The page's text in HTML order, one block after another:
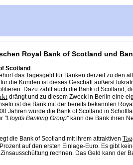
Royal Bank of Scotland und
Scotland
das Tagesgeld für Banken derzeit zu den
die Kunden ist dieses Geschäft äußerst
Dazu zählt auch die Bank of Scotland,
drängt und zu diesem Zweck in Berlin eine
ist die Bank mit der bereits bekannten
Jahren wurde die Bank of Scotland in
"Lloyds Banking Group"kann die Bank ihren
die Bank of Scotland mit ihrem attraktiven
auf den ersten Einlage-Euro. Es gibt
rechnen. Das Geld kann der